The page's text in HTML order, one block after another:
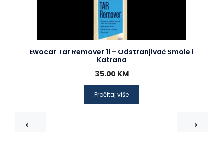
Ewocar Tar Remover 1l – Odstranjivač Smole i
Katrana
35.00 KM
Pročitaj više
← →